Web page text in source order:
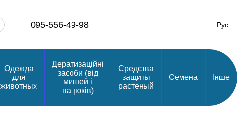
095-556-49-98 Рус
Одежда
для
животных
Дератизаційні
засоби (від
мишей і
пацюків)
Средства
защиты
растеный
Семена Інше